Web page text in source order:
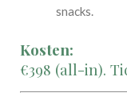
snacks.
Kosten:
€398 (all-in).